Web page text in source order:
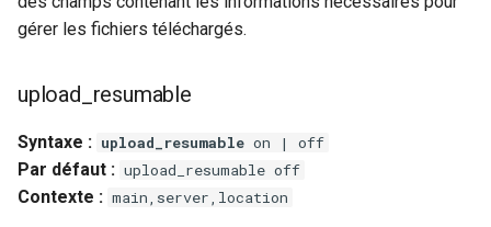
logger-socket
lrucache
macaroons
mail
gérer les fichiers téléchargés.
upload_resumable
Syntaxe : upload_resumable on | off
Par défaut : upload_resumable off
Contexte : main,server,location